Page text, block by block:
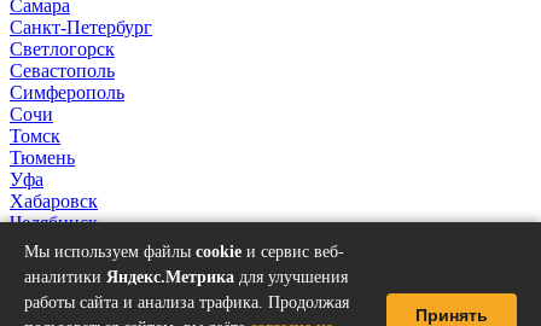
Самара
Санкт-Петербург
Светлогорск
Севастополь
Симферополь
Сочи
Томск
Тюмень
Уфа
Хабаровск
Челябинск
Якутск
Мы используем файлы cookie и сервис веб-
аналитики Яндекс.Метрика для улучшения
работы сайта и анализа трафика. Продолжая
Принять